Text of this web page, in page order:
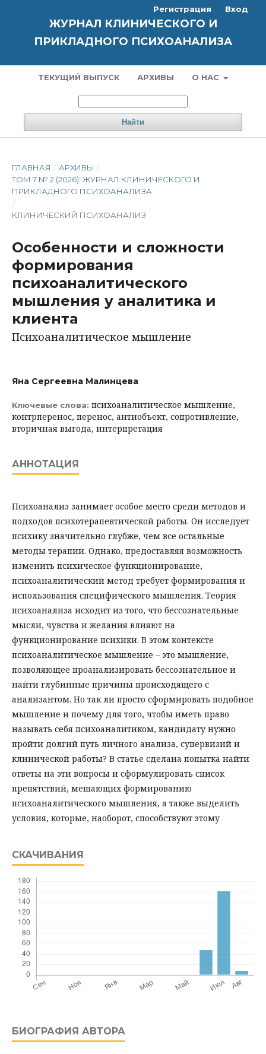
ЖУРНАЛ КЛИНИЧЕСКОГО И
ПРИКЛАДНОГО ПСИХОАНАЛИЗА
ТЕКУЩИЙ ВЫПУСК АРХИВЫ О НАС
Найти
Регистрация Вход
ГЛАВНАЯ / АРХИВЫ /
ТОМ 7 № 2 (2026): ЖУРНАЛ КЛИНИЧЕСКОГО И
ПРИКЛАДНОГО ПСИХОАНАЛИЗА
/
КЛИНИЧЕСКИЙ ПСИХОАНАЛИЗ
Особенности и сложности
формирования
психоаналитического
мышления у аналитика и
клиента
Психоаналитическое мышление
Яна Сергеевна Малинцева
Ключевые слова: психоаналитическое мышление,
контрперенос, перенос, антиобъект, сопротивление,
вторичная выгода, интерпретация
АННОТАЦИЯ
Психоанализ занимает особое место среди методов и
подходов психотерапевтической работы. Он исследует
психику значительно глубже, чем все остальные
методы терапии. Однако, предоставляя возможность
изменить психическое функционирование,
психоаналитический метод требует формирования и
использования специфического мышления. Теория
психоанализа исходит из того, что бессознательные
мысли, чувства и желания влияют на
функционирование психики. В этом контексте
психоаналитическое мышление – это мышление,
позволяющее проанализировать бессознательное и
найти глубинные причины происходящего с
анализантом. Но так ли просто сформировать подобное
мышление и почему для того, чтобы иметь право
называть себя психоаналитиком, кандидату нужно
пройти долгий путь личного анализа, супервизий и
клинической работы? В статье сделана попытка найти
ответы на эти вопросы и сформулировать список
препятствий, мешающих формированию
психоаналитического мышления, а также выделить
условия, которые, наоборот, способствуют этому
СКАЧИВАНИЯ
БИОГРАФИЯ АВТОРА